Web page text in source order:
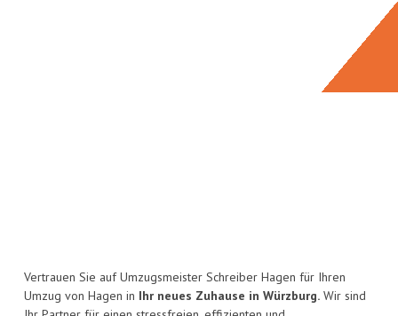
Vertrauen Sie auf Umzugsmeister Schreiber Hagen für Ihren
Umzug von Hagen in Ihr neues Zuhause in Würzburg. Wir sind